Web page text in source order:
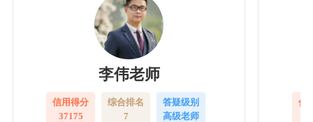
李伟老师
信用得分
37175
综合排名
7
答疑级别
高级老师
信